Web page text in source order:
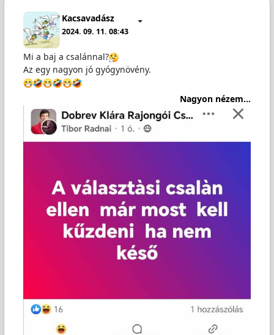
Kacsavadász
2024. 09. 11. 08:43
Mi a baj a csalánnal?
Az egy nagyon jó gyógynövény.
Nagyon nézem...